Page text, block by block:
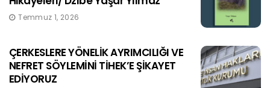
Temmuz 1, 2026
ÇERKESLERE YÖNELİK AYRIMCILIĞI VE
NEFRET SÖYLEMİNİ TİHEK’E ŞİKAYET
EDİYORUZ